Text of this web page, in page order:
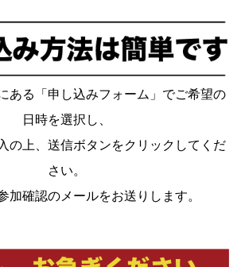
ある「申し込みフォーム」でご希望の
日時を選択し、
の上、送信ボタンをクリックしてくだ
さい。
加確認のメールをお送りします。